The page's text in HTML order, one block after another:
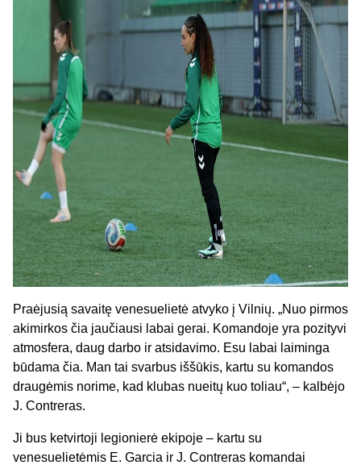
Praėjusią savaitę venesuelietė atvyko į Vilnių. „Nuo pirmos
akimirkos čia jaučiausi labai gerai. Komandoje yra pozityvi
atmosfera, daug darbo ir atsidavimo. Esu labai laiminga
būdama čia. Man tai svarbus iššūkis, kartu su komandos
draugėmis norime, kad klubas nueitų kuo toliau“, – kalbėjo
J. Contreras.
Ji bus ketvirtoji legionierė ekipoje – kartu su
venesuelietėmis E. Garcia ir J. Contreras komandai